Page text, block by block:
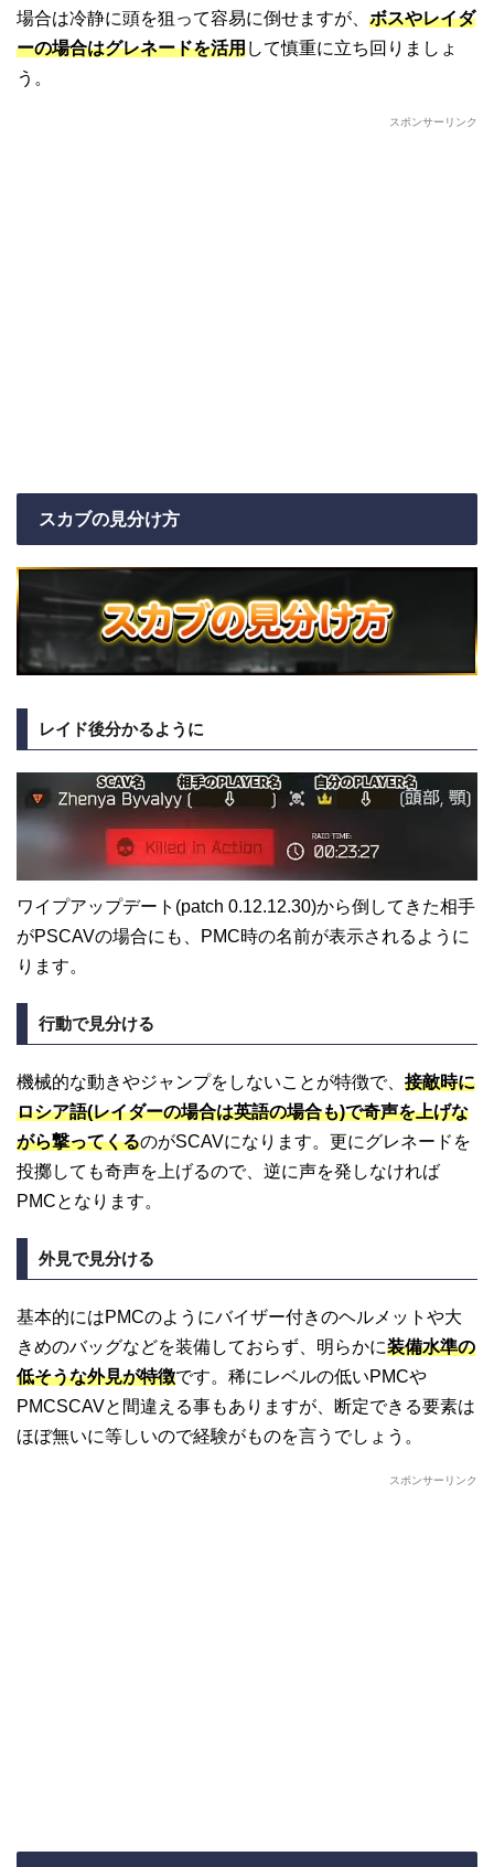
場合は冷静に頭を狙って容易に倒せますが、 ボスやレイダ
ーの場合はグレネードを活用して慎重に立ち回りましょ
う。
スポンサーリンク
スカブの見分け方
レイド後分かるように
ワイプアップデート(patch 0.12.12.30)から倒してきた相手
がPSCAVの場合にも、PMC時の名前が表示されるように
ります。
行動で見分ける
機械的な動きやジャンプをしないことが特徴で、 接敵時に
ロシア語(レイダーの場合は英語の場合も)で奇声を上げな
がら撃ってくるのがSCAVになります。更にグレネードを
投擲しても奇声を上げるので、逆に声を発しなければ
PMCとなります。
外見で見分ける
基本的にはPMCのようにバイザー付きのヘルメットや大
きめのバッグなどを装備しておらず、明らかに装備水準の
低そうな外見が特徴です。稀にレベルの低いPMCや
PMCSCAVと間違える事もありますが、断定できる要素は
ほぼ無いに等しいので経験がものを言うでしょう。
スポンサーリンク